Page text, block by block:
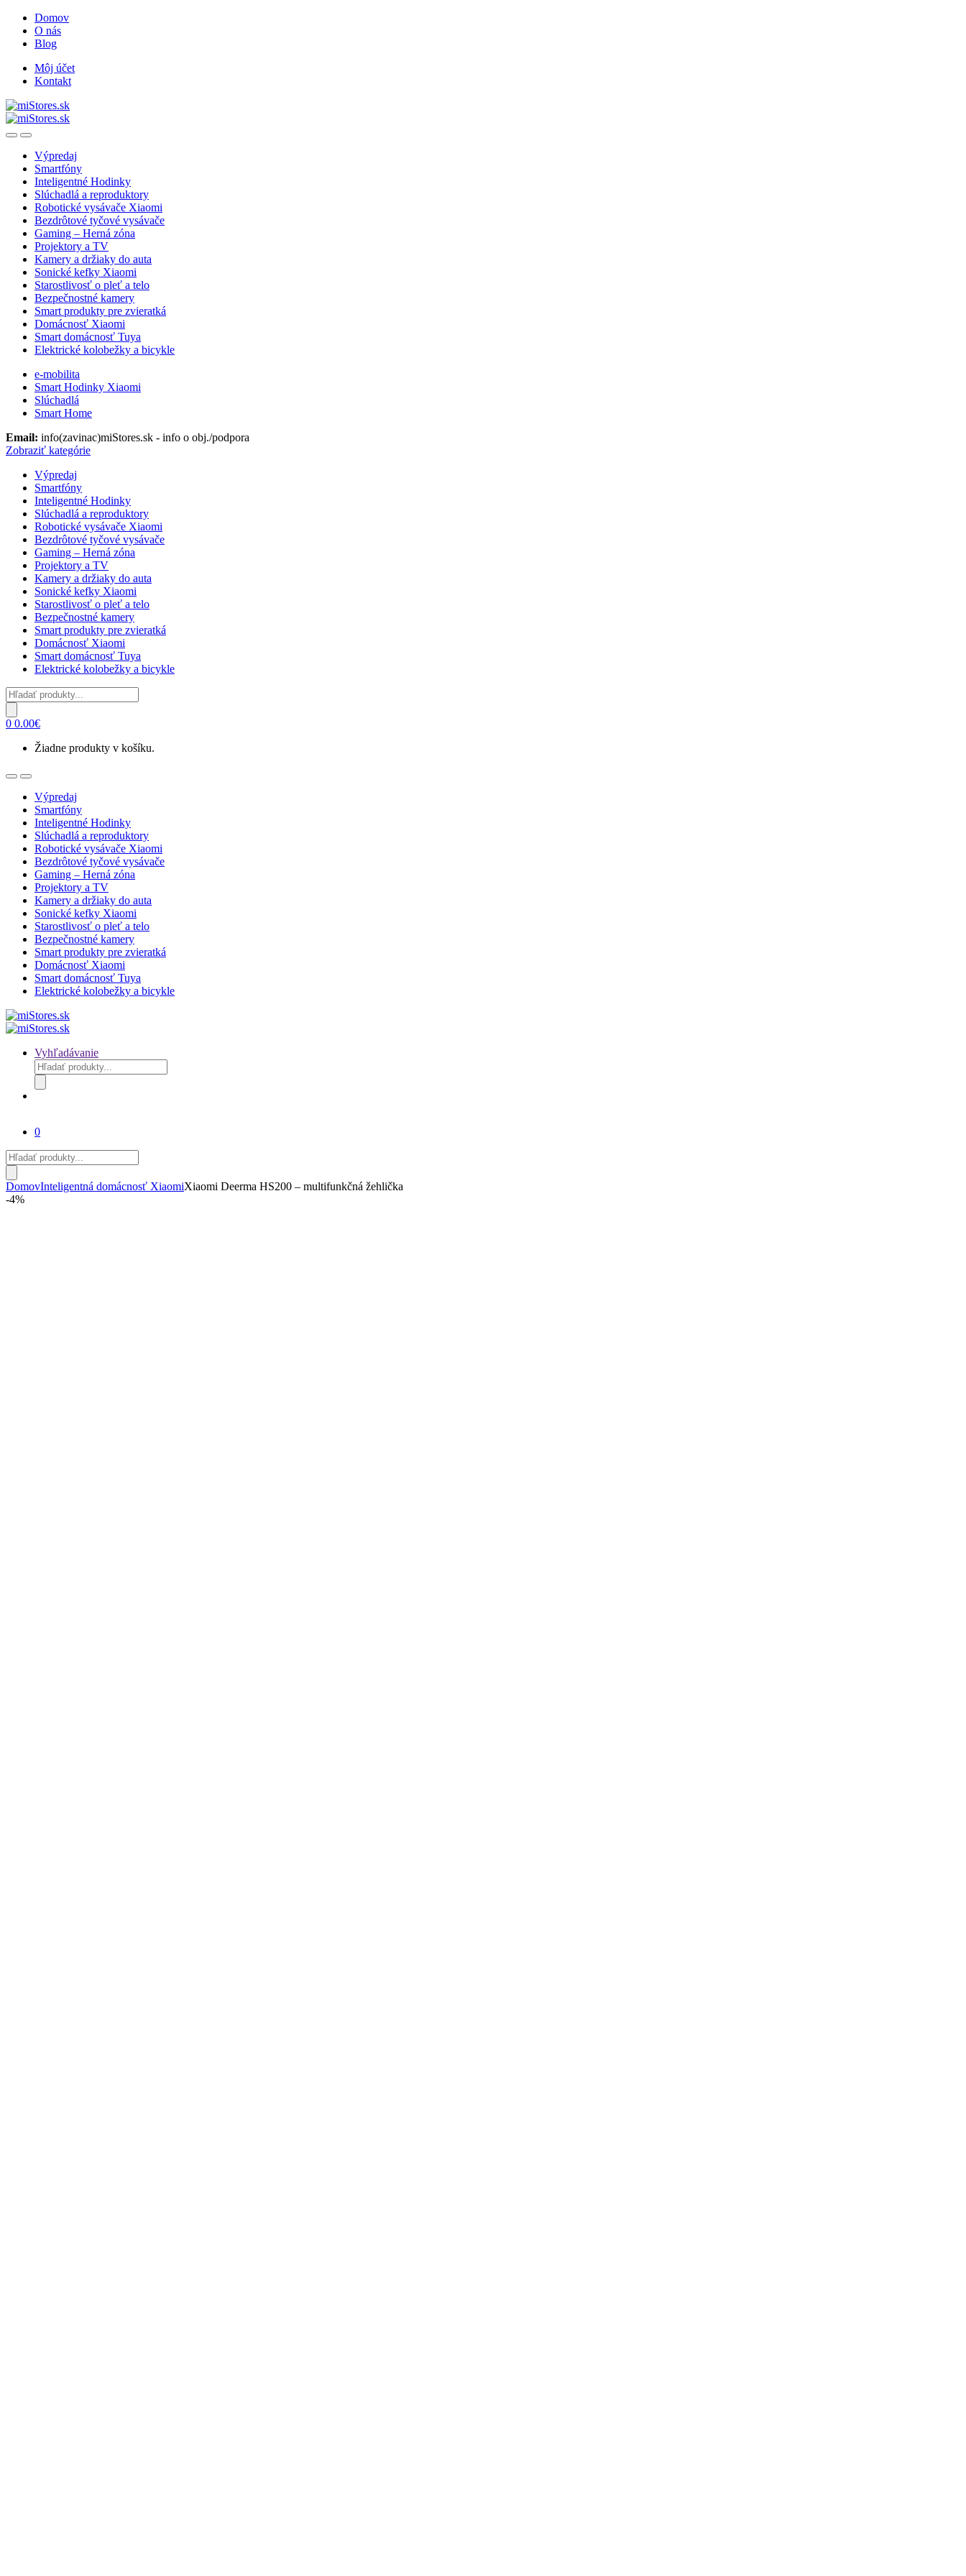
Skip
navigation
Skip
content
Domov
O nás
Blog
Môj účet
Kontakt
OpenClose
Výpredaj
Smartfóny
Inteligentné Hodinky
Slúchadlá a reproduktory
Robotické vysávače Xiaomi
Bezdrôtové tyčové vysávače
Gaming – Herná zóna
Projektory a TV
Kamery a držiaky do auta
Sonické kefky Xiaomi
Starostlivosť o pleť a telo
Bezpečnostné kamery
Smart produkty pre zvieratká
Domácnosť Xiaomi
Smart domácnosť Tuya
Elektrické kolobežky a bicykle
e-mobilita
Smart Hodinky Xiaomi
Slúchadlá
Smart Home
Email: info(zavinac)miStores.sk - info o obj./podpora
Zobraziť kategórie
Výpredaj
Smartfóny
Inteligentné Hodinky
Slúchadlá a reproduktory
Robotické vysávače Xiaomi
Bezdrôtové tyčové vysávače
Gaming – Herná zóna
Projektory a TV
Kamery a držiaky do auta
Sonické kefky Xiaomi
Starostlivosť o pleť a telo
Bezpečnostné kamery
Smart produkty pre zvieratká
Domácnosť Xiaomi
Smart domácnosť Tuya
Elektrické kolobežky a bicykle
Products
search
0 0.00€
Žiadne produkty v košíku.
OpenClose
Výpredaj
Smartfóny
Inteligentné Hodinky
Slúchadlá a reproduktory
Robotické vysávače Xiaomi
Bezdrôtové tyčové vysávače
Gaming – Herná zóna
Projektory a TV
Kamery a držiaky do auta
Sonické kefky Xiaomi
Starostlivosť o pleť a telo
Bezpečnostné kamery
Smart produkty pre zvieratká
Domácnosť Xiaomi
Smart domácnosť Tuya
Elektrické kolobežky a bicykle
Vyhľadávanie
Products
search
0
Products
search
DomovInteligentná domácnosť XiaomiXiaomi Deerma HS200 – multifunkčná žehlička
-4%